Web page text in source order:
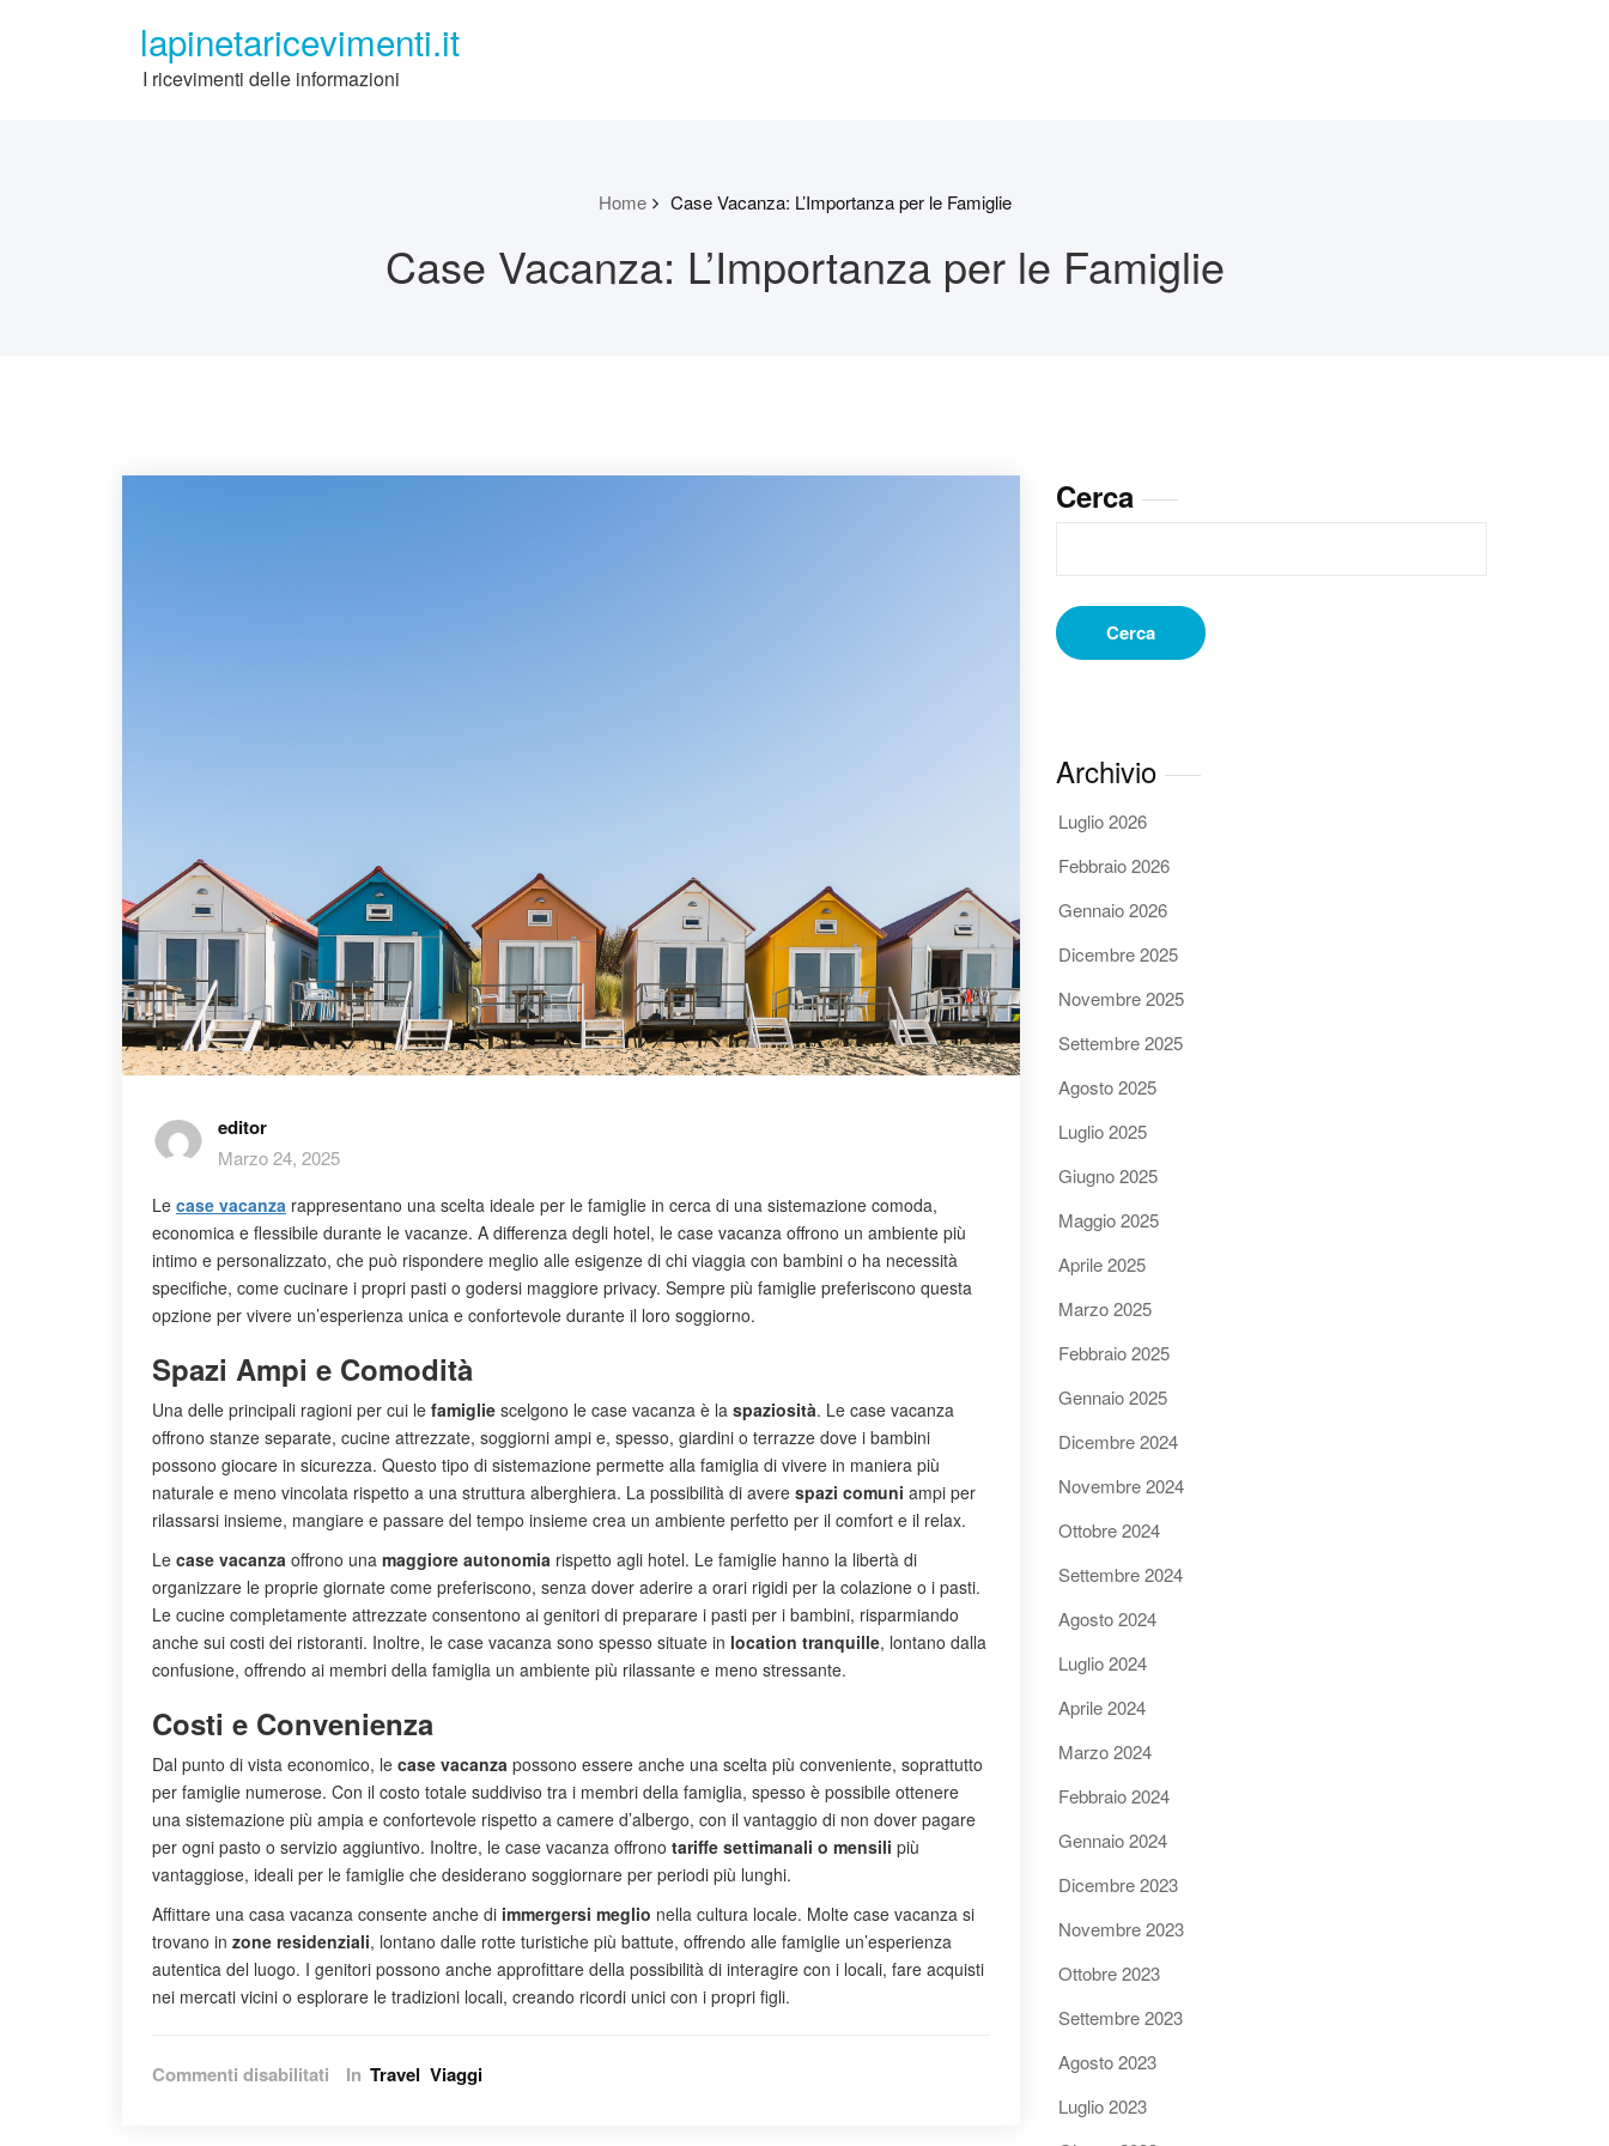
lapinetaricevimenti.it
I ricevimenti delle informazioni
Home Case Vacanza: L’Importanza per le Famiglie
Case Vacanza: L’Importanza per le Famiglie
editor
Marzo 24, 2025
Le case vacanza rappresentano una scelta ideale per le famiglie in cerca di una sistemazione comoda,
economica e flessibile durante le vacanze. A differenza degli hotel, le case vacanza offrono un ambiente più
intimo e personalizzato, che può rispondere meglio alle esigenze di chi viaggia con bambini o ha necessità
specifiche, come cucinare i propri pasti o godersi maggiore privacy. Sempre più famiglie preferiscono questa
opzione per vivere un’esperienza unica e confortevole durante il loro soggiorno.
Spazi Ampi e Comodità
Una delle principali ragioni per cui le famiglie scelgono le case vacanza è la spaziosità. Le case vacanza
offrono stanze separate, cucine attrezzate, soggiorni ampi e, spesso, giardini o terrazze dove i bambini
possono giocare in sicurezza. Questo tipo di sistemazione permette alla famiglia di vivere in maniera più
naturale e meno vincolata rispetto a una struttura alberghiera. La possibilità di avere spazi comuni ampi per
rilassarsi insieme, mangiare e passare del tempo insieme crea un ambiente perfetto per il comfort e il relax.
Le case vacanza offrono una maggiore autonomia rispetto agli hotel. Le famiglie hanno la libertà di
organizzare le proprie giornate come preferiscono, senza dover aderire a orari rigidi per la colazione o i pasti.
Le cucine completamente attrezzate consentono ai genitori di preparare i pasti per i bambini, risparmiando
anche sui costi dei ristoranti. Inoltre, le case vacanza sono spesso situate in location tranquille, lontano dalla
confusione, offrendo ai membri della famiglia un ambiente più rilassante e meno stressante.
Costi e Convenienza
Dal punto di vista economico, le case vacanza possono essere anche una scelta più conveniente, soprattutto
per famiglie numerose. Con il costo totale suddiviso tra i membri della famiglia, spesso è possibile ottenere
una sistemazione più ampia e confortevole rispetto a camere d’albergo, con il vantaggio di non dover pagare
per ogni pasto o servizio aggiuntivo. Inoltre, le case vacanza offrono tariffe settimanali o mensili più
vantaggiose, ideali per le famiglie che desiderano soggiornare per periodi più lunghi.
Affittare una casa vacanza consente anche di immergersi meglio nella cultura locale. Molte case vacanza si
trovano in zone residenziali, lontano dalle rotte turistiche più battute, offrendo alle famiglie un’esperienza
autentica del luogo. I genitori possono anche approfittare della possibilità di interagire con i locali, fare acquisti
nei mercati vicini o esplorare le tradizioni locali, creando ricordi unici con i propri figli.
Commenti disabilitati suIn Travel Viaggi
Cerca
Cerca
Archivio
Luglio 2026
Febbraio 2026
Gennaio 2026
Dicembre 2025
Novembre 2025
Settembre 2025
Agosto 2025
Luglio 2025
Giugno 2025
Maggio 2025
Aprile 2025
Marzo 2025
Febbraio 2025
Gennaio 2025
Dicembre 2024
Novembre 2024
Ottobre 2024
Settembre 2024
Agosto 2024
Luglio 2024
Aprile 2024
Marzo 2024
Febbraio 2024
Gennaio 2024
Dicembre 2023
Novembre 2023
Ottobre 2023
Settembre 2023
Agosto 2023
Luglio 2023